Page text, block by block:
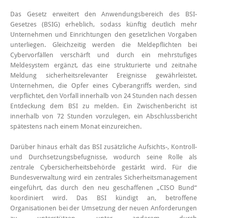
Das Gesetz erweitert den Anwendungsbereich des BSI-
Gesetzes (BSIG) erheblich, sodass künftig deutlich mehr
Unternehmen und Einrichtungen den gesetzlichen Vorgaben
unterliegen. Gleichzeitig werden die Meldepflichten bei
Cybervorfällen verschärft und durch ein mehrstufiges
Meldesystem ergänzt, das eine strukturierte und zeitnahe
Meldung sicherheitsrelevanter Ereignisse gewährleistet.
Unternehmen, die Opfer eines Cyberangriffs werden, sind
verpflichtet, den Vorfall innerhalb von 24 Stunden nach dessen
Entdeckung dem BSI zu melden. Ein Zwischenbericht ist
innerhalb von 72 Stunden vorzulegen, ein Abschlussbericht
spätestens nach einem Monat einzureichen.
Darüber hinaus erhält das BSI zusätzliche Aufsichts-, Kontroll-
und Durchsetzungsbefugnisse, wodurch seine Rolle als
zentrale Cybersicherheitsbehörde gestärkt wird. Für die
Bundesverwaltung wird ein zentrales Sicherheitsmanagement
eingeführt, das durch den neu geschaffenen „CISO Bund“
koordiniert wird. Das BSI kündigt an, betroffene
Organisationen bei der Umsetzung der neuen Anforderungen